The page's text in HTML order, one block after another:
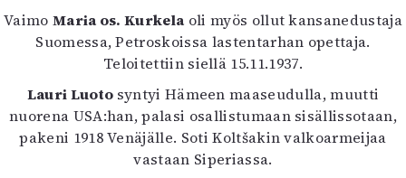
Vaimo Maria os. Kurkela oli myös ollut kansanedustaja
Suomessa, Petroskoissa lastentarhan opettaja.
Teloitettiin siellä 15.11.1937.
Lauri Luoto syntyi Hämeen maaseudulla, muutti
nuorena USA:han, palasi osallistumaan sisällissotaan,
pakeni 1918 Venäjälle. Soti Koltšakin valkoarmeijaa
vastaan Siperiassa.